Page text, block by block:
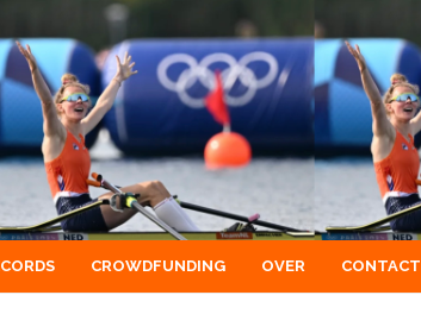
CROWDFUNDING OVER CONTACT